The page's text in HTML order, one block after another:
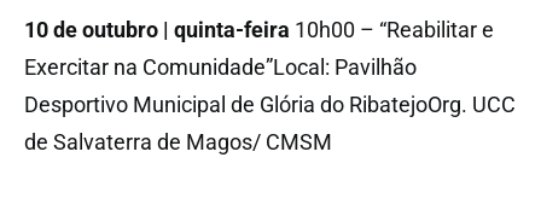
10 de outubro | quinta-feira 10h00 – “Reabilitar e
Exercitar na Comunidade”Local: Pavilhão
Desportivo Municipal de Glória do RibatejoOrg. UCC
de Salvaterra de Magos/ CMSM